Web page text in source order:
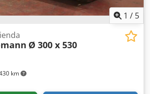
1 / 5
km
Ø 300 x 530